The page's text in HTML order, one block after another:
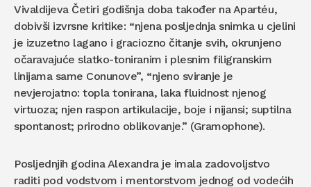
Vivaldijeva Četiri godišnja doba također na Apartéu,
dobivši izvrsne kritike: “njena posljednja snimka u cjelini
je izuzetno lagano i graciozno čitanje svih, okrunjeno
očaravajuće slatko-toniranim i plesnim filigranskim
linijama same Conunove”, “njeno sviranje je
nevjerojatno: topla tonirana, laka fluidnost njenog
virtuoza; njen raspon artikulacije, boje i nijansi; suptilna
spontanost; prirodno oblikovanje.” (Gramophone).
Posljednjih godina Alexandra je imala zadovoljstvo
raditi pod vodstvom i mentorstvom jednog od vodećih